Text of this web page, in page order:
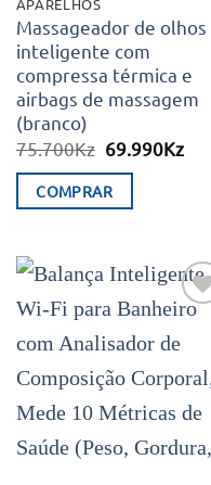
Massageador de olhos
inteligente com
compressa térmica e
airbags de massagem
(branco)
75.700Kz O
original
era:
69.990KzO
COMPRAR
aos meus